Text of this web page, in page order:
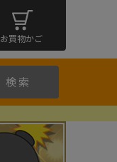
お買物かご
検索